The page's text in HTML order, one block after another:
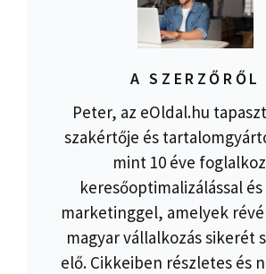
A SZERZŐRŐL
Peter, az eOldal.hu
szakértője és
mint 10 éve
keresőoptimalizálással
marketinggel, amelyek
magyar vállalkozás sikerét
elő. Cikkeiben részletes és